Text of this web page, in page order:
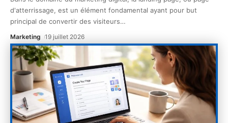
d'atterrissage, est un élément fondamental ayant pour but
principal de convertir des visiteurs…
Marketing 19 juillet 2026